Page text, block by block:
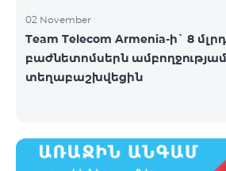
02 November
Team Telecom Armenia-ի` 8
բաժնետոմսերն
տեղաբաշխվեցին